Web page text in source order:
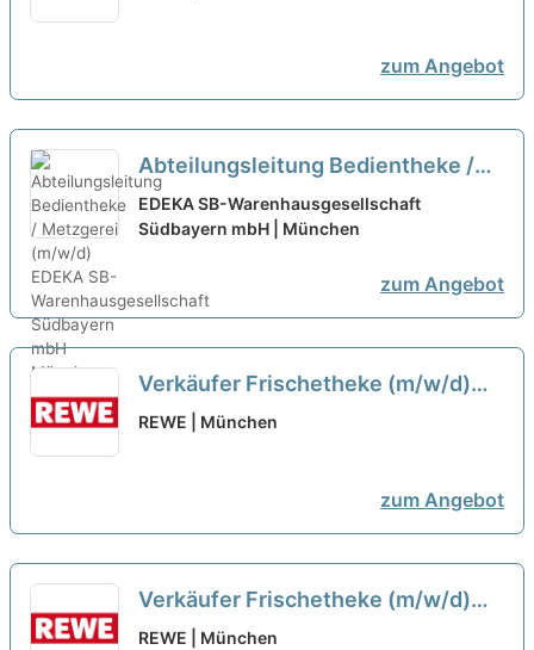
zum Angebot
Abteilungsleitung Bedientheke /
Metzgerei (m/w/d) neu
EDEKA SB-Warenhausgesellschaft
Südbayern mbH | München
zum Angebot
Verkäufer Frischetheke (m/w/d)
neu
REWE | München
zum Angebot
Verkäufer Frischetheke (m/w/d)
neu
REWE | München